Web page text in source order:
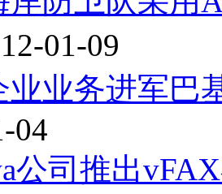
01-09
业业务进军巴
04
公司推出